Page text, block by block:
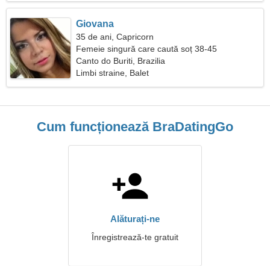
Giovana
35 de ani, Capricorn
Femeie singură care caută soț 38-45
Canto do Buriti, Brazilia
Limbi straine, Balet
Cum funcționează BraDatingGo
Alăturați-ne
Înregistrează-te gratuit